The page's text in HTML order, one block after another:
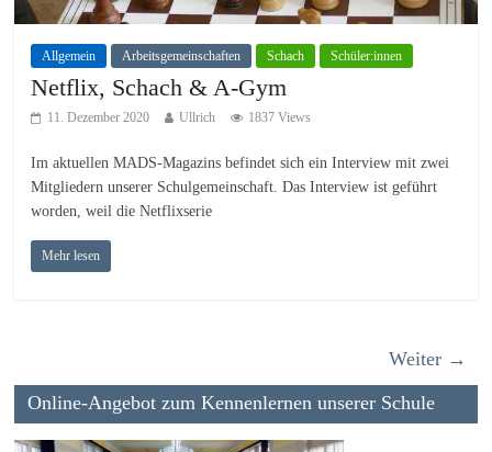
Allgemein Arbeitsgemeinschaften Schach Schüler:innen
Netflix, Schach & A-Gym
11. Dezember 2020 Ullrich 1837 Views
Im aktuellen MADS-Magazins befindet sich ein Interview mit zwei
Mitgliedern unserer Schulgemeinschaft. Das Interview ist geführt
worden, weil die Netflixserie
Mehr lesen
Weiter →
Online-Angebot zum Kennenlernen unserer Schule